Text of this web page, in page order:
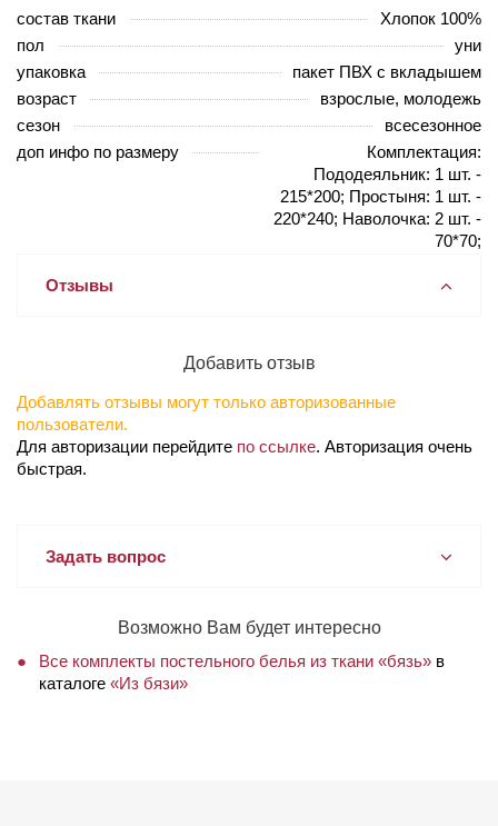
состав ткани
Хлопок 100%
пол
уни
упаковка
пакет ПВХ с вкладышем
возраст
взрослые, молодежь
сезон
всесезонное
доп инфо по размеру
Комплектация:
Пододеяльник: 1 шт. -
215*200; Простыня: 1 шт. -
220*240; Наволочка: 2 шт. -
70*70;
Отзывы
Добавить отзыв
Добавлять отзывы могут только авторизованные
пользователи.
Для авторизации перейдите по ссылке. Авторизация очень
быстрая.
Задать вопрос
Возможно Вам будет интересно
Все комплекты постельного белья из ткани «бязь» в
каталоге «Из бязи»